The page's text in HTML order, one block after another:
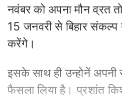
नवंबर को अपना मौन व्रत
15 जनवरी से बिहार
करेंगे।
इसके साथ ही उन्होनें अपनी
फैसला लिया है। प्रशांत